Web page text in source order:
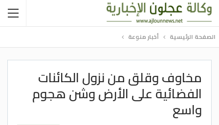
الصفحة الرئيسية أخبار منوعة
مخاوف وقلق من نزول الكائنات
الفضائية على الأرض وشن هجوم
واسع